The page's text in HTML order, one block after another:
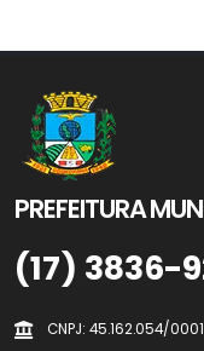
PREFEITURA
(17) 3836-
CNPJ: 45.162.054/